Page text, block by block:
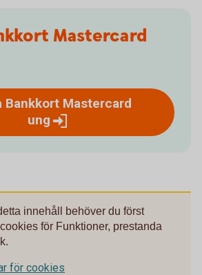
Mastercard
Bankkort Mastercard
ung
innehåll behöver du först
för Funktioner, prestanda
för cookies